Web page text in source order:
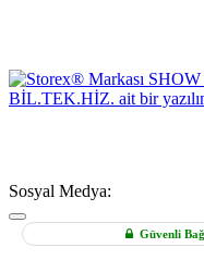
Sosyal Medya:
Güvenli